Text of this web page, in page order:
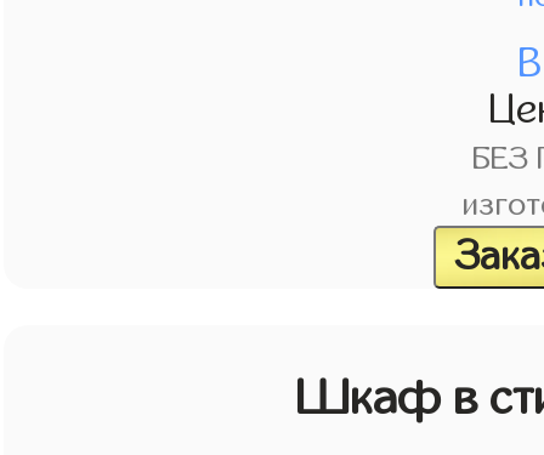
БЕЗ
Шкаф в